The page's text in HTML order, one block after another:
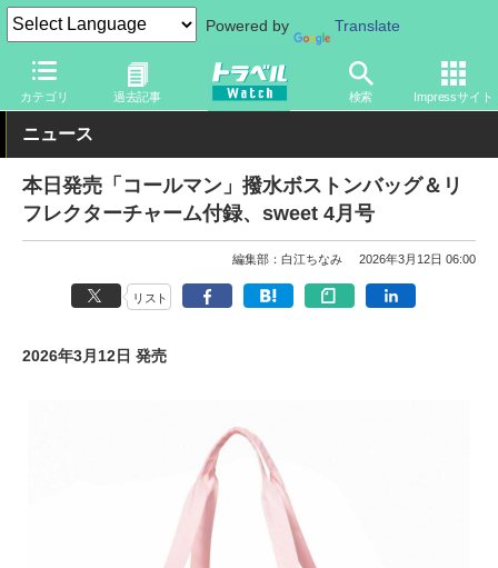
Powered by Translate
カテゴリ 過去記事 検索 Impressサイト
トラベル Watch 旅のアイテム 旅行グッズ バッグ
ニュース
本日発売「コールマン」撥水ボストンバッグ＆リ
フレクターチャーム付録、sweet 4月号
編集部：白江ちなみ 2026年3月12日 06:00
リスト
2026年3月12日 発売